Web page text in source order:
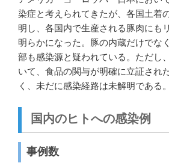
染症と考えられてきたが、各国土着
明し、各国内で生産される豚肉にも
明らかになった。豚の内蔵だけでな
部も感染源と疑われている。ただし
いて、食品の関与が明確に立証され
く、未だに感染経路は未解明である。
国内のヒトへの感染例
事例数